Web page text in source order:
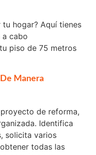
hogar? Aquí tienes
a cabo
piso de 75 metros
Manera
de reforma,
Identifica
solicita varios
todas las